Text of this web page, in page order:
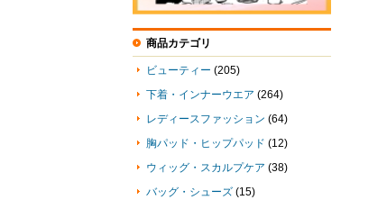
商品カテゴリ
ビューティー (205)
下着・インナーウエア (264)
レディースファッション (64)
胸パッド・ヒップパッド (12)
ウィッグ・スカルプケア (38)
バッグ・シューズ (15)